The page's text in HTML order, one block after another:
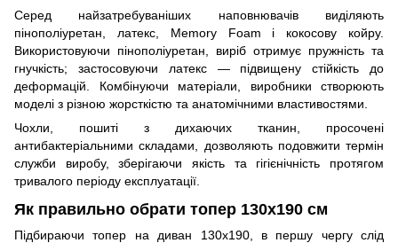
Серед найзатребуваніших наповнювачів виділяють
пінополіуретан, латекс, Memory Foam і кокосову койру.
Використовуючи пінополіуретан, виріб отримує пружність та
гнучкість; застосовуючи латекс — підвищену стійкість до
деформацій. Комбінуючи матеріали, виробники створюють
моделі з різною жорсткістю та анатомічними властивостями.
Чохли, пошиті з дихаючих тканин, просочені
антибактеріальними складами, дозволяють подовжити термін
служби виробу, зберігаючи якість та гігієнічність протягом
тривалого періоду експлуатації.
Як правильно обрати топер 130х190 см
Підбираючи топер на диван 130х190, в першу чергу слід